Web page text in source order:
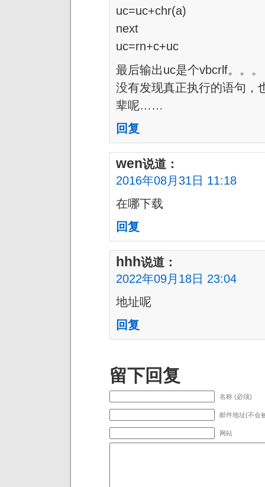
uc=uc+chr(a)
next
uc=rn+c+uc
最后输出uc是个vbcrlf。。。
没有发现真正执行的语句，
辈呢……
回复
wen说道：
2016年08月31日 11:18
在哪下载
回复
hhh说道：
2022年09月18日 23:04
地址呢
回复
留下回复
名称 (必须)
邮件地址(不会
网站